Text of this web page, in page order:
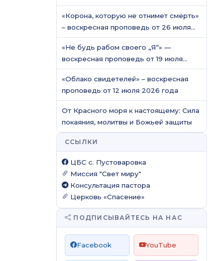
/ Молитвенное служение
«Корона, которую не отнимет смерть»
– воскресная проповедь от 26 июля
2026 года
«Не будь рабом своего „Я“» —
воскресная проповедь от 19 июля
2026 года
«Облако свидетелей» – воскресная
проповедь от 12 июля 2026 года
От Красного моря к настоящему: Сила
покаяния, молитвы и Божьей защиты
ССЫЛКИ
ЦБС c. Пустоваровка
Миссия "Свет миру"
Консультация пастора
Церковь «Спасение»
ПОДПИСЫВАЙТЕСЬ НА НАС
Facebook YouTube